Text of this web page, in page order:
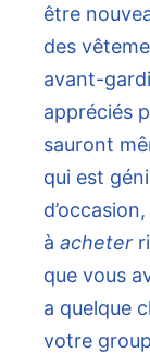
être
des
avant-
appréciés
sauront
qui est
à acheter
que vous
a quelque
votre